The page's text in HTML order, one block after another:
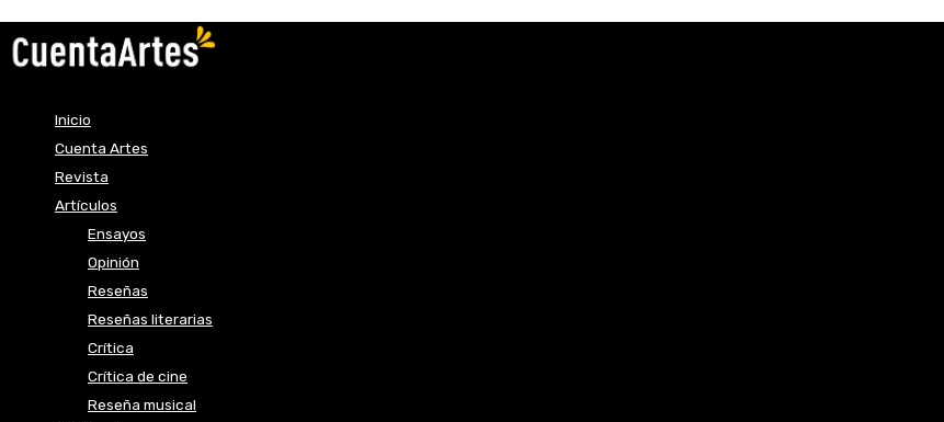
Inicio
Cuenta Artes
Revista
Artículos
Ensayos
Opinión
Reseñas
Reseñas literarias
Crítica
Crítica de cine
Reseña musical